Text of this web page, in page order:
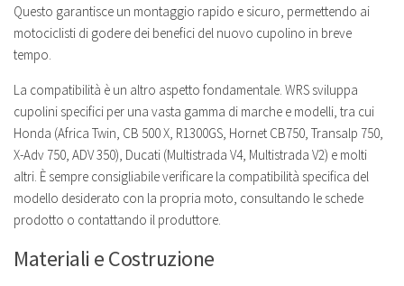
Questo garantisce un montaggio rapido e sicuro, permettendo ai
motociclisti di godere dei benefici del nuovo cupolino in breve
tempo.
La compatibilità è un altro aspetto fondamentale. WRS sviluppa
cupolini specifici per una vasta gamma di marche e modelli, tra cui
Honda (Africa Twin, CB 500 X, R1300GS, Hornet CB750, Transalp 750,
X-Adv 750, ADV 350), Ducati (Multistrada V4, Multistrada V2) e molti
altri. È sempre consigliabile verificare la compatibilità specifica del
modello desiderato con la propria moto, consultando le schede
prodotto o contattando il produttore.
Materiali e Costruzione